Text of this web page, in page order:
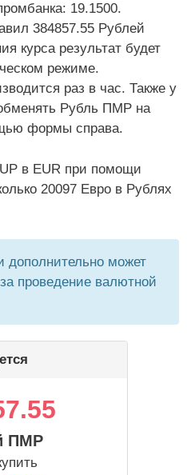
19.1500.
384857.55 Рублей
курса результат будет
режиме.
раз в час. Также у
Рубль ПМР на
формы справа.
в EUR при помощи
20097 Евро в Рублях
может
проведение валютной
ПМР